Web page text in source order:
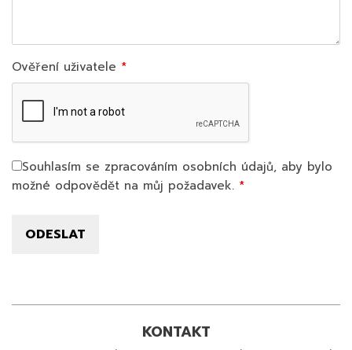
Ověření uživatele
Souhlasím se zpracováním osobních údajů, aby bylo
možné odpovědět na můj požadavek.
KONTAKT